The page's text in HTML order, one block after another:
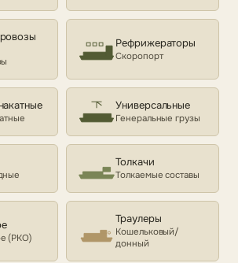
Рефрижераторы
Скоропорт
Универсальные
Генеральные грузы
Толкачи
Толкаемые составы
(РКО)
Траулеры
Кошельковый/
донный